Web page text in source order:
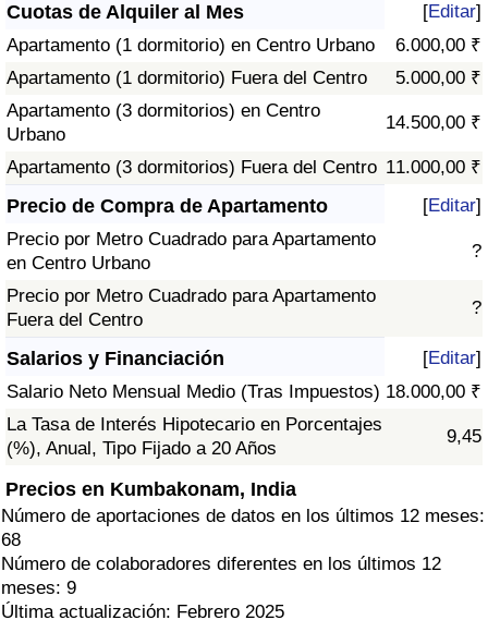
Cuotas de Alquiler al Mes [Editar]
Apartamento (1 dormitorio) en Centro Urbano
6.000,00 ₹
Apartamento (1 dormitorio) Fuera del Centro
5.000,00 ₹
Apartamento (3 dormitorios) en Centro
Urbano
14.500,00 ₹
Apartamento (3 dormitorios) Fuera del Centro 11.000,00 ₹
Precio de Compra de Apartamento [Editar]
Precio por Metro Cuadrado para Apartamento
en Centro Urbano
?
Precio por Metro Cuadrado para Apartamento
Fuera del Centro
?
Salarios y Financiación [Editar]
Salario Neto Mensual Medio (Tras Impuestos) 18.000,00 ₹
La Tasa de Interés Hipotecario en Porcentajes
(%), Anual, Tipo Fijado a 20 Años
9,45
Precios en Kumbakonam, India
Número de aportaciones de datos en los últimos 12 meses:
68
Número de colaboradores diferentes en los últimos 12
meses: 9
Última actualización: Febrero 2025